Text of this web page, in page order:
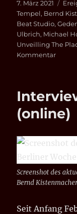
Veröffentlicht
am
7. März 2021
Tempel, Bernd
Beat Studio,
Ulbrich, Michael
Unveilling The
Kommentarzu
M.
(online)
Screenshot des
Bernd
Seit Anfang